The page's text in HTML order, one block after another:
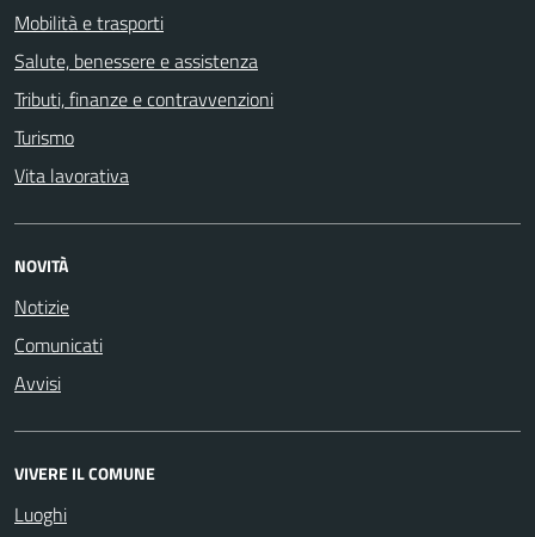
Mobilità e trasporti
Salute, benessere e assistenza
Tributi, finanze e contravvenzioni
Turismo
Vita lavorativa
NOVITÀ
Notizie
Comunicati
Avvisi
VIVERE IL COMUNE
Luoghi